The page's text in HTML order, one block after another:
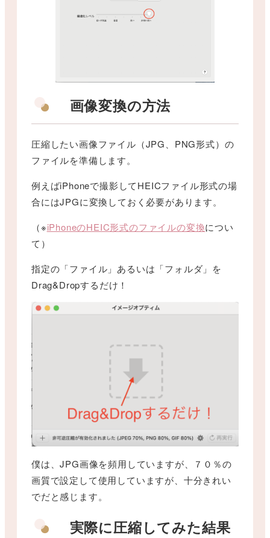
画像変換の方法
圧縮したい画像ファイル（JPG、PNG形式）の
ファイルを準備します。
例えばiPhoneで撮影してHEICファイル形式の場
合にはJPGに変換しておく必要があります。
（※iPhoneのHEIC形式のファイルの変換につい
て）
指定の「ファイル」あるいは「フォルダ」を
Drag&Dropするだけ！
僕は、JPG画像を頻用していますが、７０％の
画質で設定して使用していますが、十分きれい
でだと感じます。
実際に圧縮してみた結果